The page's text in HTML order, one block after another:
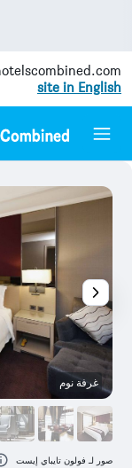
site in English
غرفة نوم
صور لـ فولون تايباي إيست